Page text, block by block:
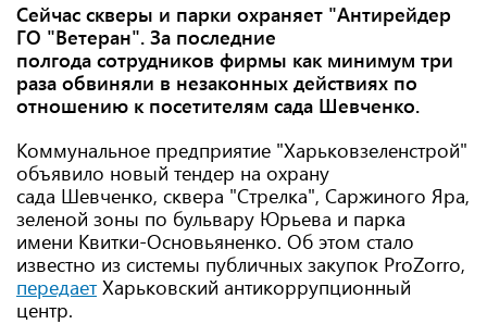
Сейчас скверы и парки охраняет "Антирейдер
ГО "Ветеран". За последние
полгода сотрудников фирмы как минимум три
раза обвиняли в незаконных действиях по
отношению к посетителям сада Шевченко.
Коммунальное предприятие "Харьковзеленстрой"
объявило новый тендер на охрану
сада Шевченко, сквера "Стрелка", Саржиного Яра,
зеленой зоны по бульвару Юрьева и парка
имени Квитки-Основьяненко. Об этом стало
известно из системы публичных закупок ProZorro,
передаетХарьковский антикоррупционный
центр.